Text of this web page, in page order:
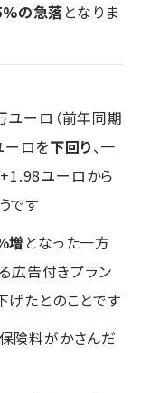
の急落となりま
ーロ（前年同期
ロを下回り、一
ユーロから
です
増 となった一方
広告付きプラン
げたとのことです
険料がかさんだ